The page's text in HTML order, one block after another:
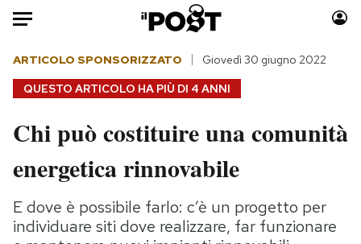
Auto
HOME
Italia
Politica
Tecnologia
Internet
Moda
Consumismi
Storie/Idee
Ok Boomer!
ARTICOLO SPONSORIZZATO
QUESTO ARTICOLO HA PIÙ DI 4 ANNI
Giovedì 30 giugno 2022
Chi può costituire una comunità
energetica rinnovabile
E dove è possibile farlo: c’è un progetto per
individuare siti dove realizzare, far funzionare